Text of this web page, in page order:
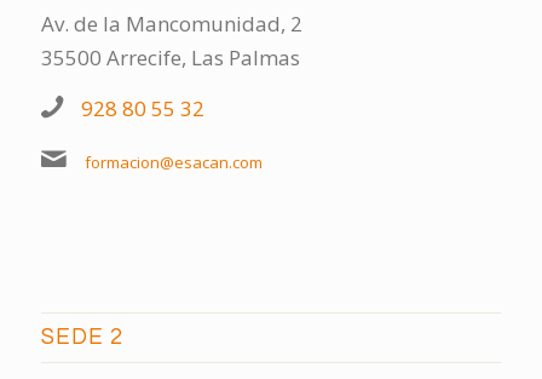
Av. de la Mancomunidad, 2
35500 Arrecife, Las Palmas
928 80 55 32
formacion@esacan.com
SEDE 2